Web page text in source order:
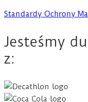
Standardy Ochrony
Jesteśmy
z: